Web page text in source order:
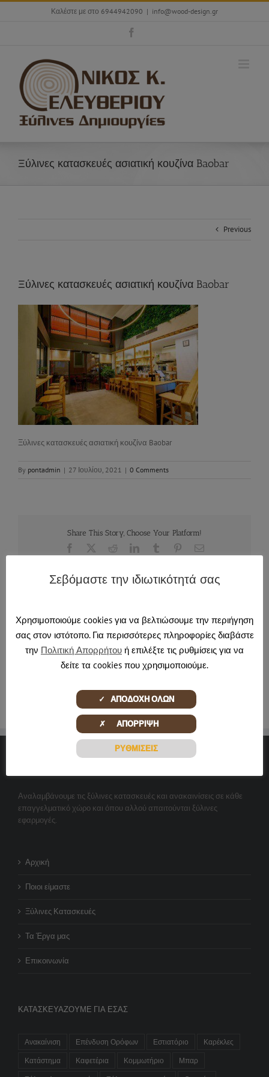
Skip
Καλέστε με στο 6944942090 | info@wood-design.gr
Ξύλινες κατασκευές ασιατική κουζίνα Baobar
Previous
Ξύλινες κατασκευές ασιατική κουζίνα Baobar
Ξύλινες κατασκευές ασιατική κουζίνα Baobar
By pontadmin | 27 Ιουλίου, 2021 | 0 Comments
Share This Story, Choose Your Platform!
Facebook RedditLinkedInTumblr PinterestEmail
About the Author:pontadmin
Αναλαμβάνουμε τις ξύλινες κατασκευές και ανακαινίσεις σε κάθε
επαγγελματικό χώρο και όπου αλλού απαιτούνται ξύλινες
εφαρμογές.
Αρχική
Ποιοι είμαστε
Ξύλινες Κατασκευές
Τα Έργα μας
Επικοινωνία
ΚΑΤΑΣΚΕΥΆΖΟΥΜΕ ΓΙΑ ΕΣΆΣ
Ανακαίνιση Επένδυση Ορόφων Εστιατόριο Καρέκλες
Κατάστημα Καφετέρια Κομμωτήριο Μπαρ
Σεβόμαστε την ιδιωτικότητά σας
Χρησιμοποιούμε cookies για να βελτιώσουμε την περιήγηση
σας στον ιστότοπο. Για περισσότερες πληροφορίες διαβάστε
την Πολιτική Απορρήτου ή επιλέξτε τις ρυθμίσεις για να
δείτε τα cookies που χρησιμοποιούμε.
ΡΥΘΜΙΣΕΙΣ
✓ ΑΠΟΔΟΧΗ ΟΛΩΝ
✗ ΑΠΟΡΡΙΨΗ